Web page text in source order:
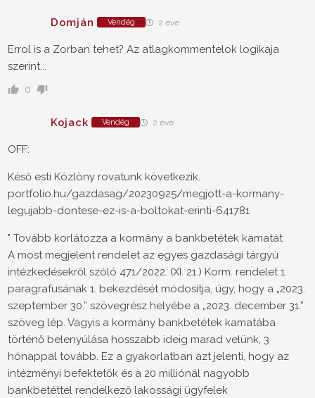
Domján Vendég 2 éve
Errol is a Zorban tehet? Az atlagkommentelok logikaja
szerint...
0
Kojack Vendég 2 éve
OFF:
Késő esti Közlöny rovatunk következik.
portfolio.hu/gazdasag/20230925/megjott-a-kormany-
legujabb-dontese-ez-is-a-boltokat-erinti-641781
" Tovább korlátozza a kormány a bankbetétek kamatát
A most megjelent rendelet az egyes gazdasági tárgyú
intézkedésekről szóló 471/2022. (XI. 21.) Korm. rendelet 1.
paragrafusának 1. bekezdését módosítja, úgy, hogy a „2023.
szeptember 30.” szövegrész helyébe a „2023. december 31.”
szöveg lép. Vagyis a kormány bankbetétek kamatába
történő belenyúlása hosszabb ideig marad velünk, 3
hónappal tovább. Ez a gyakorlatban azt jelenti, hogy az
intézményi befektetők és a 20 milliónál nagyobb
bankbetéttel rendelkező lakossági ügyfelek